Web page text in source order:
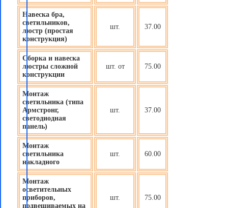
Навеска бра,
светильников,
люстр (простая
конструкция)
шт. 37.00
Сборка и навеска
люстры сложной
конструкции
шт. от 75.00
Монтаж
светильника (типа
Армстронг,
светодиодная
панель)
шт. 37.00
Монтаж
светильника
накладного
шт. 60.00
Монтаж
осветительных
приборов,
подвешиваемых на
шт. 75.00